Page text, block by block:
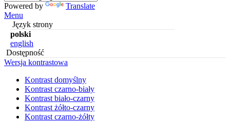
Powered by
Translate
Menu
Język strony
polski
english
Dostępność
Wersja kontrastowa
Kontrast domyślny
Kontrast czarno-biały
Kontrast biało-czarny
Kontrast żółto-czarny
Kontrast czarno-żółty